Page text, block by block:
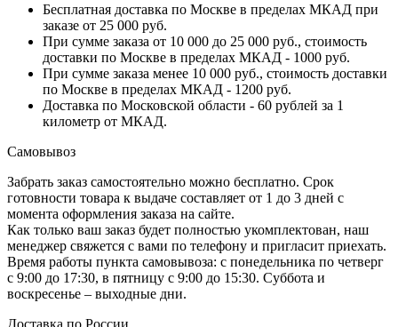
Бесплатная доставка по Москве в пределах МКАД при
заказе от 25 000 руб.
При сумме заказа от 10 000 до 25 000 руб., стоимость
доставки по Москве в пределах МКАД - 1000 руб.
При сумме заказа менее 10 000 руб., стоимость доставки
по Москве в пределах МКАД - 1200 руб.
Доставка по Московской области - 60 рублей за 1
километр от МКАД.
Самовывоз
Забрать заказ самостоятельно можно бесплатно. Срок
готовности товара к выдаче составляет от 1 до 3 дней с
момента оформления заказа на сайте.
Как только ваш заказ будет полностью укомплектован, наш
менеджер свяжется с вами по телефону и пригласит приехать.
Время работы пункта самовывоза: с понедельника по четверг
с 9:00 до 17:30, в пятницу с 9:00 до 15:30. Суббота и
воскресенье – выходные дни.
Доставка по России